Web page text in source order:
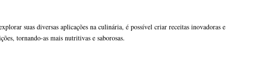
suas diversas aplicações na culinária, é possível criar receitas inovadoras e
tornando-as mais nutritivas e saborosas.